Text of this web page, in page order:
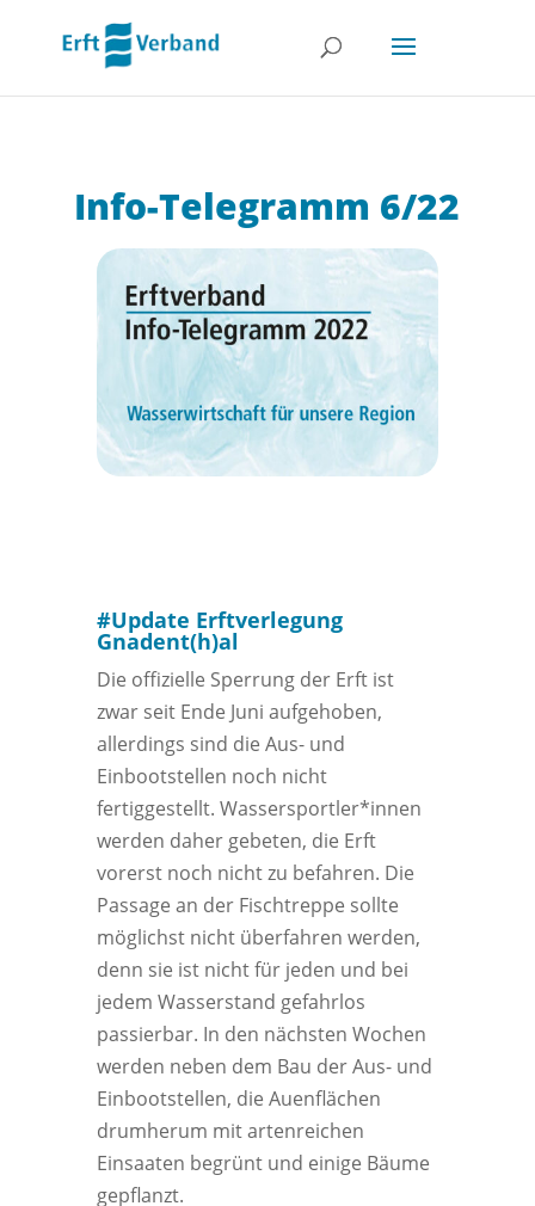
Info-Telegramm 6/22
#Update Erftverlegung
Gnadent(h)al
Die offizielle Sperrung der Erft ist
zwar seit Ende Juni aufgehoben,
allerdings sind die Aus- und
Einbootstellen noch nicht
fertiggestellt. Wassersportler*innen
werden daher gebeten, die Erft
vorerst noch nicht zu befahren. Die
Passage an der Fischtreppe sollte
möglichst nicht überfahren werden,
denn sie ist nicht für jeden und bei
jedem Wasserstand gefahrlos
passierbar. In den nächsten Wochen
werden neben dem Bau der Aus- und
Einbootstellen, die Auenflächen
drumherum mit artenreichen
Einsaaten begrünt und einige Bäume
gepflanzt.